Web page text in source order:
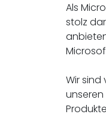
Als
stolz
Wir
unseren